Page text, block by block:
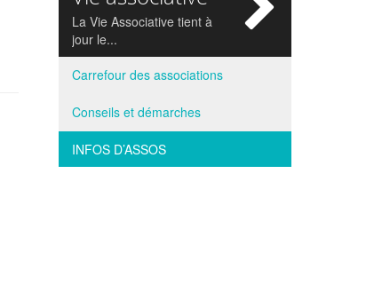
La Vie Associative tient à
jour le...
Carrefour des associations
Conseils et démarches
INFOS D’ASSOS